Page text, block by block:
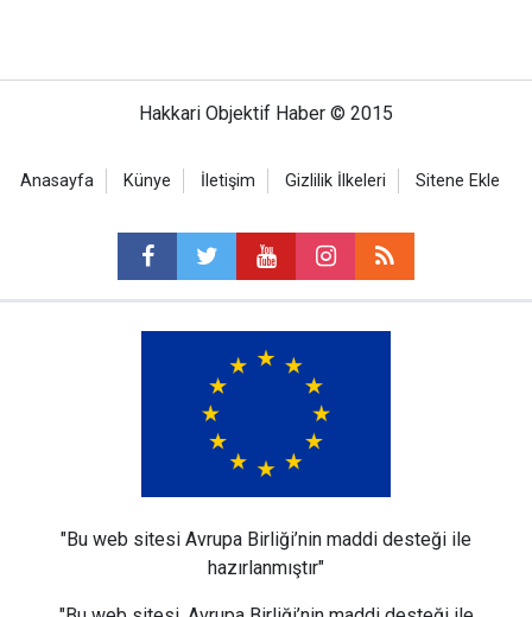
Hakkari Objektif Haber © 2015
Anasayfa Künye İletişim Gizlilik İlkeleri Sitene Ekle
"Bu web sitesi Avrupa Birliği’nin maddi desteği ile
hazırlanmıştır"